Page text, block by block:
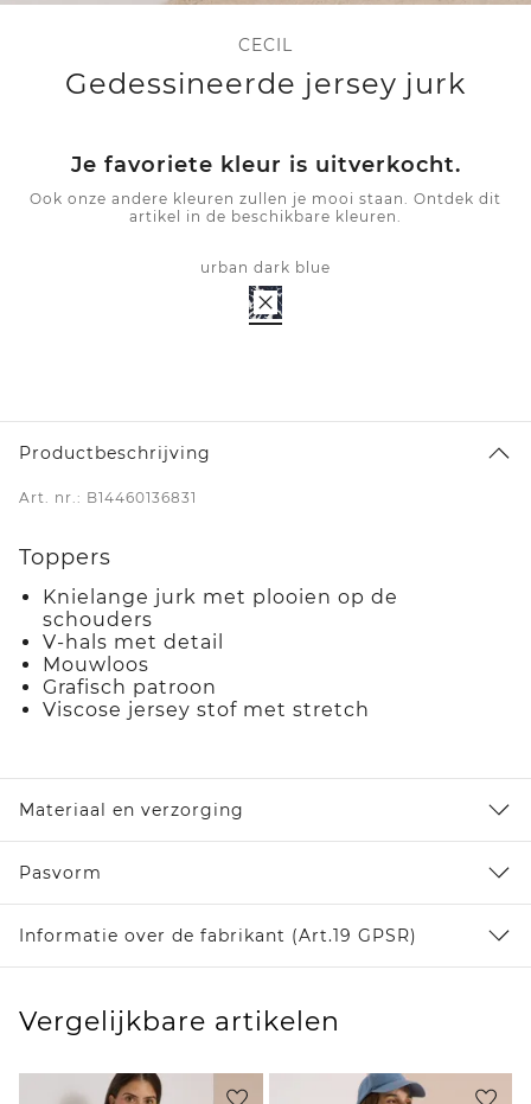
CECIL
Gedessineerde jersey jurk
Je favoriete kleur is uitverkocht.
Ook onze andere kleuren zullen je mooi staan. Ontdek dit
artikel in de beschikbare kleuren.
urban dark blue
Productbeschrijving
Art. nr.: B14460136831
Toppers
Knielange jurk met plooien op de
schouders
V-hals met detail
Mouwloos
Grafisch patroon
Viscose jersey stof met stretch
Materiaal en verzorging
Pasvorm
Informatie over de fabrikant (Art.19 GPSR)
Vergelijkbare artikelen